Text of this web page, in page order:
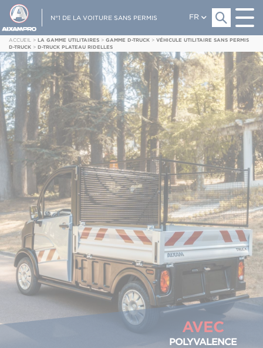
N°1 DE LA VOITURE SANS PERMIS FR
ACCUEIL > LA GAMME UTILITAIRES > GAMME D-TRUCK > VÉHICULE UTILITAIRE SANS PERMIS
D-TRUCK > D-TRUCK PLATEAU RIDELLES
AVEC
POLYVALENCE